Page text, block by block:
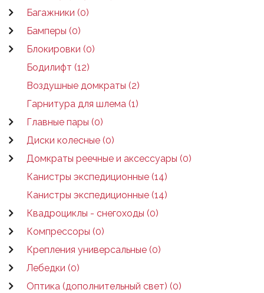
Багажники (0)
Бамперы (0)
Блокировки (0)
Бодилифт (12)
Воздушные домкраты (2)
Гарнитура для шлема (1)
Главные пары (0)
Диски колесные (0)
Домкраты реечные и аксессуары (0)
Канистры экспедиционные (14)
Канистры экспедиционные (14)
Квадроциклы - снегоходы (0)
Компрессоры (0)
Крепления универсальные (0)
Лебедки (0)
Оптика (дополнительный свет) (0)